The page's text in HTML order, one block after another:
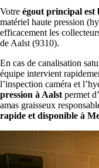
Votre égout principal est
matériel haute pression
efficacement les
de Aalst (9310).
En cas de canalisation
équipe intervient
l’inspection caméra et
pression à Aalst permet
amas graisseux
rapide et disponible à